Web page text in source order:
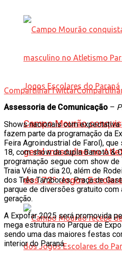
Campo Mourão
geral masculino no
dos 72º Jogos
CompartilharTwittar
Assessoria de Comunicação –
Shows nacionais com
fazem parte da programação da
Feira Agroindustrial de Farol),
18, com show da dupla Barroto &
programação segue com show de
Traia Véia no dia 20, além de
dos Três Tambores, Praça de
parque de diversões gratuito com
geração.
A Expofar 2025 será promovida
mega estrutura no Parque de
sendo uma das maiores festas
interior do Paraná.